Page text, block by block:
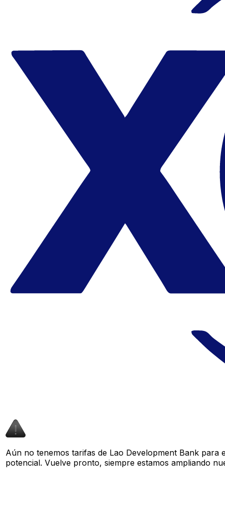
Aún no tenemos tarifas de Lao Development Bank
potencial. Vuelve pronto, siempre estamos ampliando